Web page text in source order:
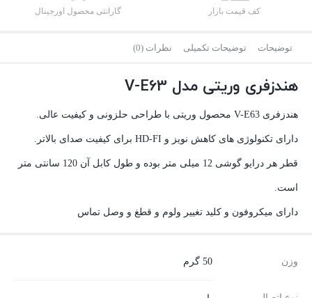
کف قیمت بازار گارانتی محصول اورجینال
توضیحات توضیحات تکمیلی نظرات (0)
هندزفری وریتی مدل V-E63
هندزفری V-E63 محصول وریتی با طراحی حلزونی و کیفیت عالی.
دارای تکنولوژی های کاهش نویز و HD-FI برای کیفیت صدای بالاتر.
قطر هر درایو گوشی 12 میلی متر بوده و طول کابل آن 120 سانتی متر
است.
دارای میکروفون و کلید تغییر ولوم و قطغ و وصل تماس
وزن 50 گرم